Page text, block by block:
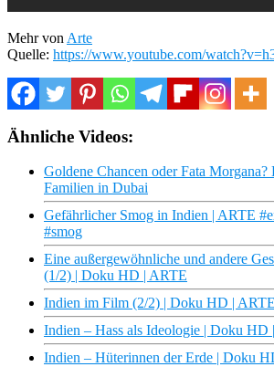
Mehr von Arte
Quelle: https://www.youtube.com/
Ähnliche Videos:
Goldene Chancen oder Fata
Familien in Dubai
Gefährlicher Smog in Indien | ARTE
#smog
Eine außergewöhnliche und andere
(1/2) | Doku HD | ARTE
Indien im Film (2/2) | Doku HD | ARTE
Indien – Hass als Ideologie | Doku HD
Indien – Hüterinnen der Erde | Doku